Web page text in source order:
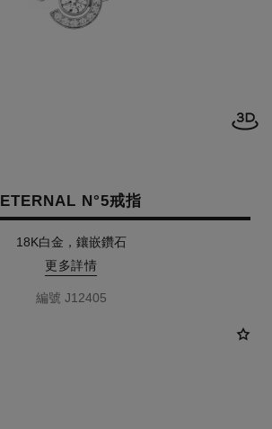
開
ETERNAL N°5戒指
18K白金，鑲嵌鑽石
更多詳情
編號 J12405